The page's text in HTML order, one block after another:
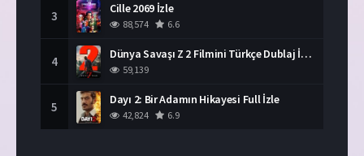
3 Cille 2069 İzle
88,574 6.6
4 Dünya Savaşı Z 2 Filmini Türkçe Dublaj İzle
59,139
5 Dayı 2: Bir Adamın Hikayesi Full İzle
42,824 6.9